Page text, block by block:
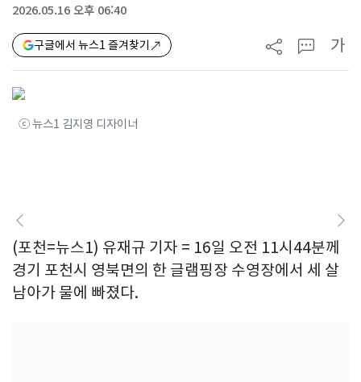
2026.05.16 오후 06:40
구글에서 뉴스1 즐겨찾기 가
ⓒ 뉴스1 김지영 디자이너
(포천=뉴스1) 유재규 기자 = 16일 오전 11시44분께
경기 포천시 영북면의 한 글램핑장 수영장에서 세 살
남아가 물에 빠졌다.